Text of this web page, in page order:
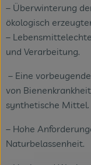
– Überwinterung
ökologisch
–
und Verarbeitung.
– Eine
von
synthetische Mittel.
– Hohe
Naturbelassenheit.